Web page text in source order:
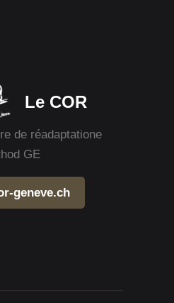
Le COR
de réadaptatione
GE
geneve.ch